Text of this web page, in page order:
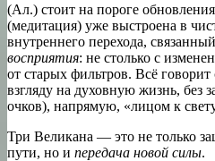
(Ал.) стоит на пороге
(медитация) уже выстроена в
внутреннего перехода,
восприятия: не столько с
от старых фильтров. Всё
взгляду на духовную жизнь, без
очков), напрямую, «лицом к
Три Великана — это не только
пути, но и передача новой силы.